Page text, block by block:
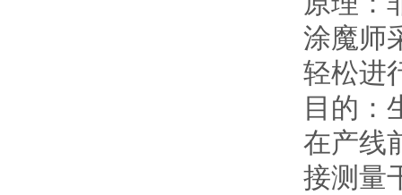
涂魔师
轻松进
目的：
在产线
接测量